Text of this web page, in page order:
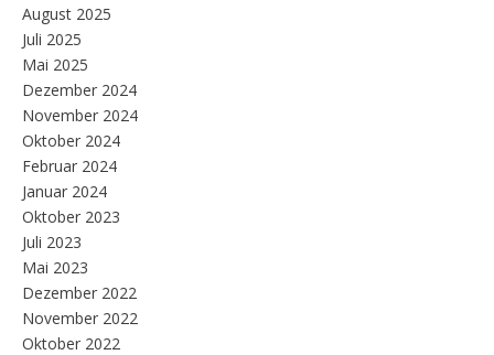
August 2025
Juli 2025
Mai 2025
Dezember 2024
November 2024
Oktober 2024
Februar 2024
Januar 2024
Oktober 2023
Juli 2023
Mai 2023
Dezember 2022
November 2022
Oktober 2022